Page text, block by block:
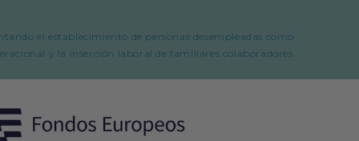
el establecimiento de personas desempleadas como
y la inserción laboral de familiares colaboradores.